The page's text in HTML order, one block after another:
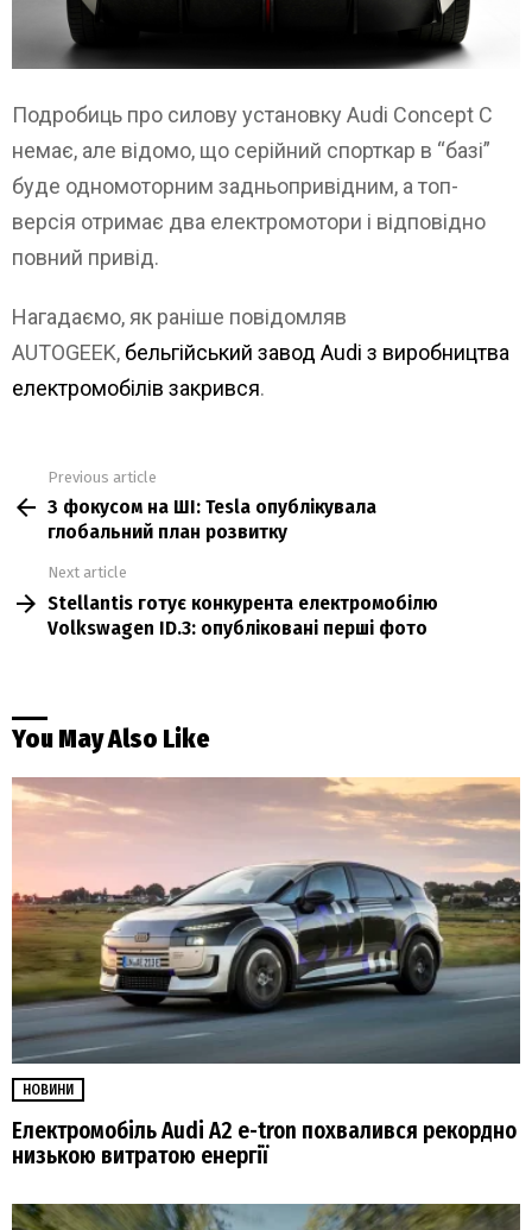
Подробиць про силову установку Audi Concept C
немає, але відомо, що серійний спорткар в “базі”
буде одномоторним задньопривідним, а топ-
версія отримає два електромотори і відповідно
повний привід.
Нагадаємо, як раніше повідомляв
AUTOGEEK, бельгійський завод Audi з виробництва
електромобілів закрився.
more
Previous article
З фокусом на ШІ: Tesla опублікувала
глобальний план розвитку
Next article
Stellantis готує конкурента електромобілю
Volkswagen ID.3: опубліковані перші фото
You May Also Like
НОВИНИ
Електромобіль Audi A2 e-tron похвалився рекордно
низькою витратою енергії